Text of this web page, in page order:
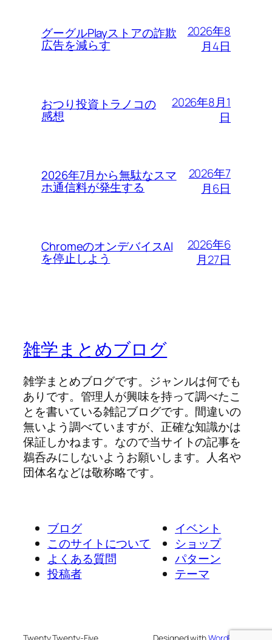
グーグルPlayストアの詐欺
広告を減らす
2026年8
月4日
おつり投資トラノコの
感想
2026年8月1
日
2026年7月から無駄なスマ
ホ通信料が発生する
2026年7
月6日
ChromeのオンデバイスAI
を停止しよう
2026年6
月27日
雑学まとめブログ
雑学まとめブログです。ジャンルは何でも
ありです。管理人が興味を持って調べたこ
とを書いている雑記ブログです。間違いの
無いよう調べていますが、正確な知識かは
保証しかねます。なので当サイトの記事を
鵜呑みにしないようお願いします。人名や
団体名などは敬称略です。
ブログ
このサイトについて
よくある質問
投稿者
イベント
ショップ
パターン
テーマ
Twenty Twenty-Five Designed withWordPress